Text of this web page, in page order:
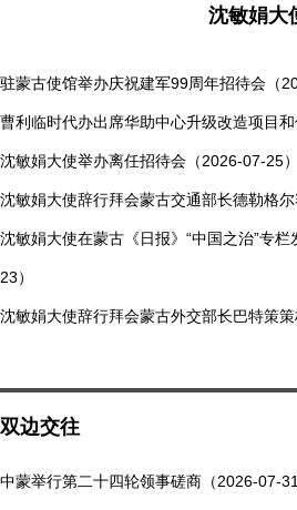
沈敏娟大
驻蒙古使馆举办庆祝建军99周年招待会（
曹利临时代办出席华助中心升级改造项目
沈敏娟大使举办离任招待会（2026-07-25）
沈敏娟大使辞行拜会蒙古交通部长德勒格尔
沈敏娟大使在蒙古《日报》“中国之治”专
23）
沈敏娟大使辞行拜会蒙古外交部长巴特策策
习近平会
双边交往
中蒙举行第二十四轮领事磋商（2026-07-31